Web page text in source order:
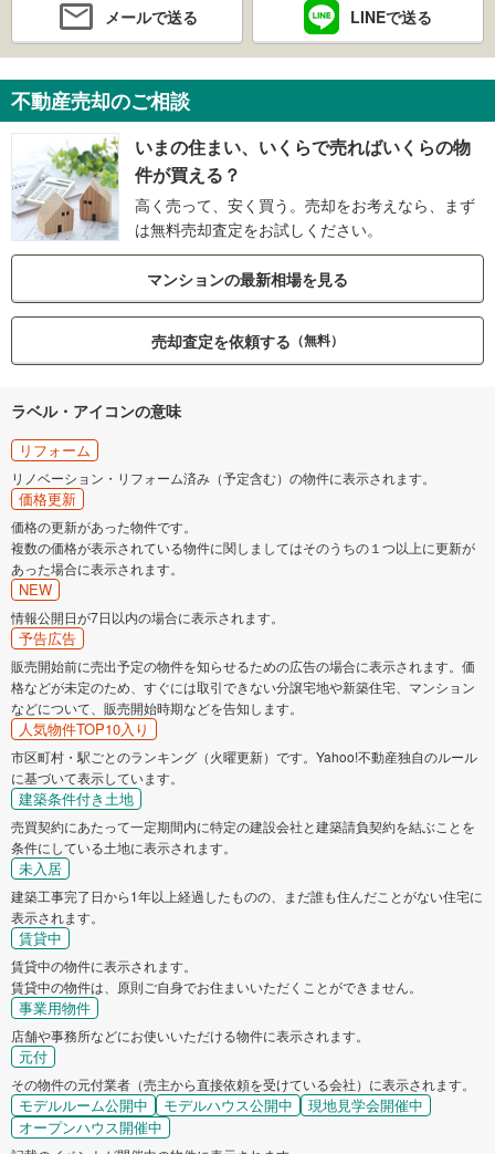
メールで送る LINEで送る
不動産売却のご相談
いまの住まい、いくらで売ればいくらの物
件が買える？
高く売って、安く買う。売却をお考えなら、まず
は無料売却査定をお試しください。
マンションの最新相場を見る
売却査定を依頼する （無料）
ラベル・アイコンの意味
リフォーム
リノベーション・リフォーム済み（予定含む）の物件に表示されます。
価格更新
価格の更新があった物件です。
複数の価格が表示されている物件に関しましてはそのうちの１つ以上に更新が
あった場合に表示されます。
NEW
情報公開日が7日以内の場合に表示されます。
予告広告
販売開始前に売出予定の物件を知らせるための広告の場合に表示されます。価
格などが未定のため、すぐには取引できない分譲宅地や新築住宅、マンション
などについて、販売開始時期などを告知します。
人気物件TOP10入り
市区町村・駅ごとのランキング（火曜更新）です。Yahoo!不動産独自のルール
に基づいて表示しています。
建築条件付き土地
売買契約にあたって一定期間内に特定の建設会社と建築請負契約を結ぶことを
条件にしている土地に表示されます。
未入居
建築工事完了日から1年以上経過したものの、まだ誰も住んだことがない住宅に
表示されます。
賃貸中
賃貸中の物件に表示されます。
賃貸中の物件は、原則ご自身でお住まいいただくことができません。
事業用物件
店舗や事務所などにお使いいただける物件に表示されます。
元付
その物件の元付業者（売主から直接依頼を受けている会社）に表示されます。
モデルルーム公開中 モデルハウス公開中
現地見学会開催中
オープンハウス開催中